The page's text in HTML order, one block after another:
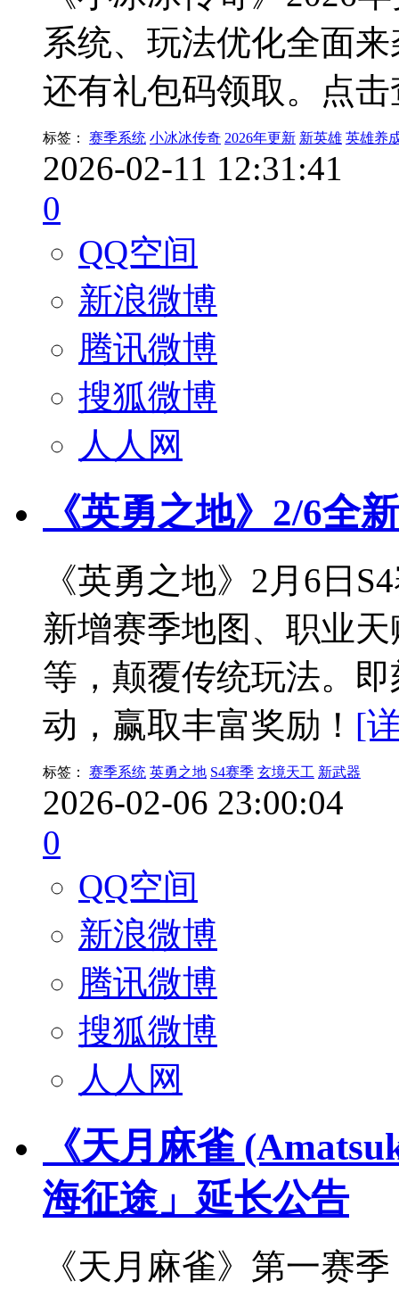
系统、玩法优化全面
还有礼包码领取。点
标签： 赛季系统 小冰冰传奇 2026年更新 新英雄 英雄养
2026-02-11 12:31:41
0
QQ空间
新浪微博
腾讯微博
搜狐微博
人人网
《英勇之地》2/6全
《英勇之地》2月6日
新增赛季地图、职业
等，颠覆传统玩法。
动，赢取丰富奖励！ [
标签： 赛季系统 英勇之地 S4赛季 玄境天工 新武器
2026-02-06 23:00:04
0
QQ空间
新浪微博
腾讯微博
搜狐微博
人人网
《天月麻雀
海征途」延长公告
《天月麻雀》第一赛